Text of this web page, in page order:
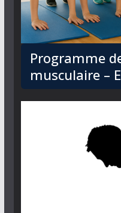
Programme
musculaire –